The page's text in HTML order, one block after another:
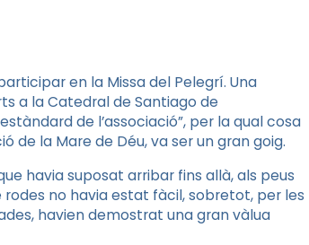
en la Missa del Pelegrí. Una
a la Catedral de Santiago de
de l’associació”, per la qual cosa
de la Mare de Déu, va ser un gran goig.
havia suposat arribar fins allà, als peus
no havia estat fàcil, sobretot, per les
havien demostrat una gran vàlua